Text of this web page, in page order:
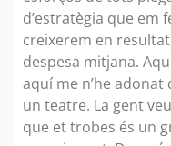
d’estratègia que em
creixerem en
despesa mitjana.
aquí me n’he adonat
un teatre. La gent
que et trobes és un